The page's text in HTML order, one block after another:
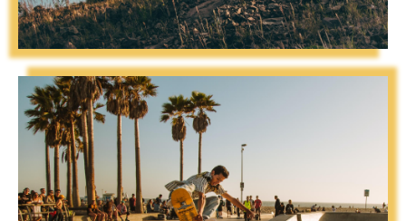
Read More
WATER SPORTS